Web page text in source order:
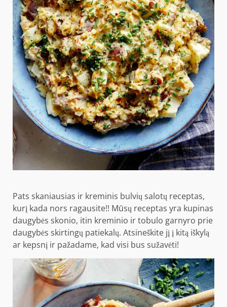
Pats skaniausias ir kreminis bulvių salotų receptas,
kurį kada nors ragausite!! Mūsų receptas yra kupinas
daugybės skonio, itin kreminio ir tobulo garnyro prie
daugybės skirtingų patiekalų. Atsineškite jį į kitą iškylą
ar kepsnį ir pažadame, kad visi bus sužavėti!